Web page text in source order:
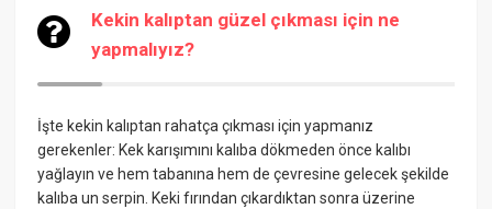
Kekin kalıptan güzel çıkması için ne
yapmalıyız?
İşte kekin kalıptan rahatça çıkması için yapmanız
gerekenler: Kek karışımını kalıba dökmeden önce kalıbı
yağlayın ve hem tabanına hem de çevresine gelecek şekilde
kalıba un serpin. Keki fırından çıkardıktan sonra üzerine